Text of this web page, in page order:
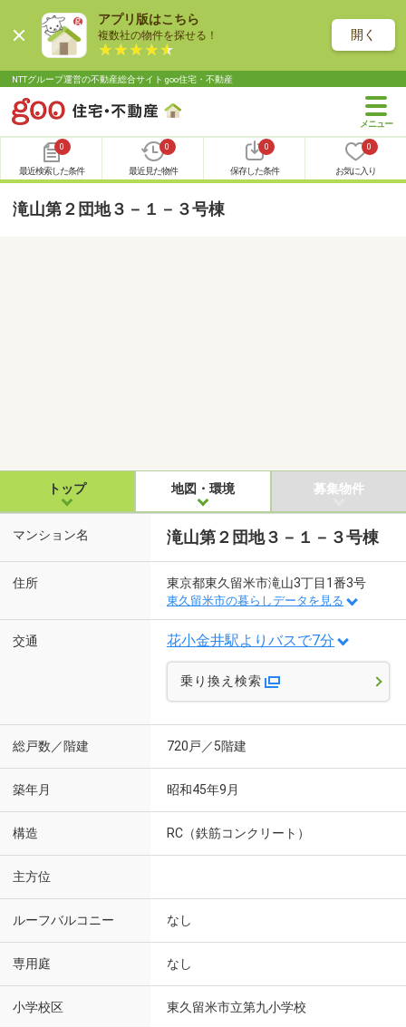
アプリ版はこちら
複数社の物件を探せる！ 開く
NTTグループ運営の不動産総合サイト goo住宅・不動産
0
最近検索した条件
0
最近見た物件
0
保存した条件
0
お気に入り
滝山第２団地３－１－３号棟
トップ 地図・環境 募集物件
マンション名 滝山第２団地３－１－３号棟
住所 東京都東久留米市滝山3丁目1番3号
東久留米市の暮らしデータを見る
交通 花小金井駅よりバスで7分
乗り換え検索
総戸数／階建 720戸／5階建
築年月 昭和45年9月
構造 RC（鉄筋コンクリート）
主方位
ルーフバルコニー なし
専用庭 なし
小学校区 東久留米市立第九小学校